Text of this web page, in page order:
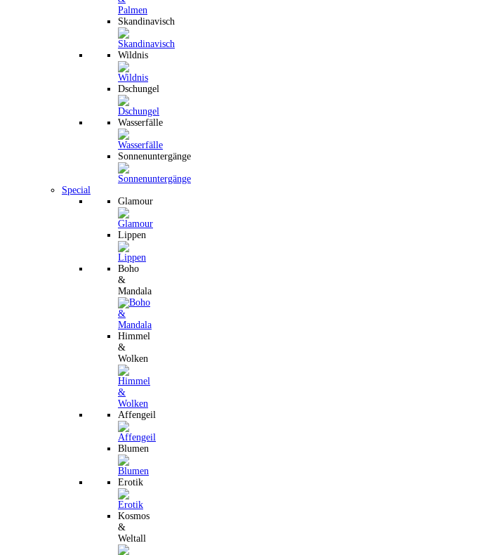
Skandinavisch
Wildnis
Dschungel
Wasserfälle
Sonnenuntergänge
Special
Glamour
Lippen
Boho
&
Mandala
Himmel
&
Wolken
Affengeil
Blumen
Erotik
Kosmos
&
Weltall